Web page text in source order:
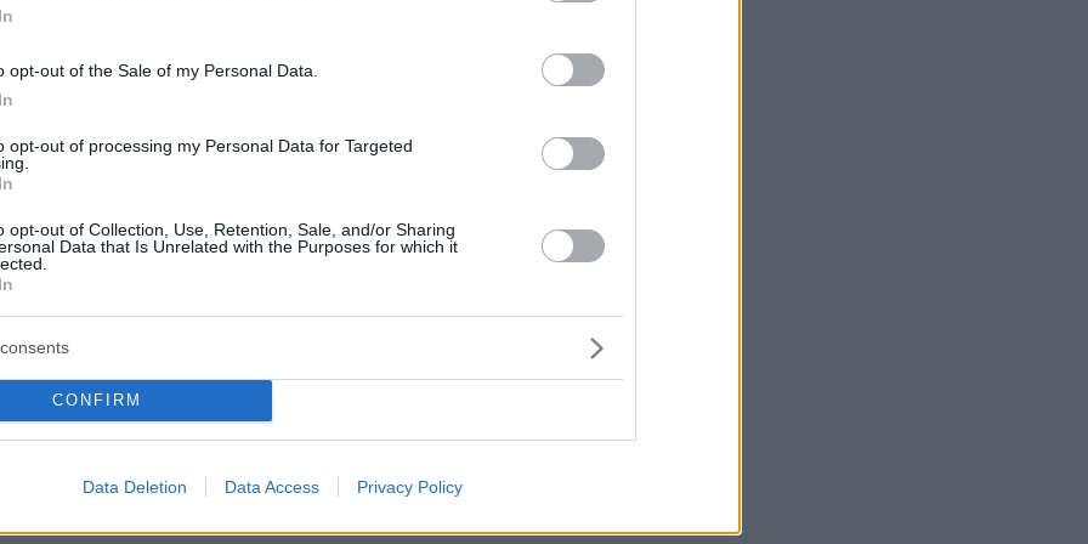
opt-out of the Sale of my Personal Data.
opt-out of processing my Personal Data for Targeted
opt-out of Collection, Use, Retention, Sale, and/or Sharing
Data that Is Unrelated with the Purposes for which it
CONFIRM
Data Deletion Data Access Privacy Policy
φίλος των θυμάτων στον Τύπο, πρόκειται για
δουλεύουν σε χωράφια υπό συνθήκες
Συχνά δεν τους καταβάλλεται ούτε
Ειδήσειςαπό την Ελλάδα και τον Κόσμο, τη στιγμή
Protothema.gr
ΠΡΟΣΘΗΚΗ ΣΧΟΛΙΟΥ